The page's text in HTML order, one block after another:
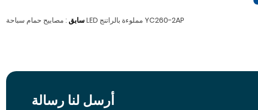
سابق : مصابيح حمام سباحة LED مملوءة بالراتنج YC260-2AP
أرسل لنا رسالة